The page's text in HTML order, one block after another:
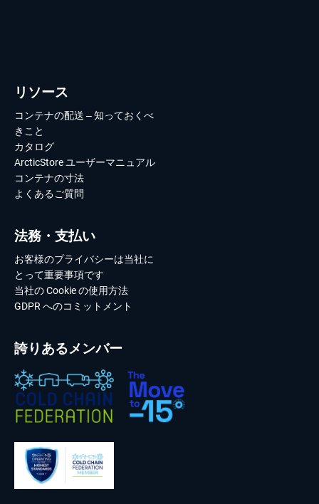
リソース
コンテナの配送 – 知っておくべ
きこと
カタログ
ArcticStore ユーザーマニュアル
コンテナの寸法
よくあるご質問
法務・支払い
お客様のプライバシーは当社に
とって重要事項です
当社の Cookie の使用方法
GDPR へのコミットメント
誇りあるメンバー